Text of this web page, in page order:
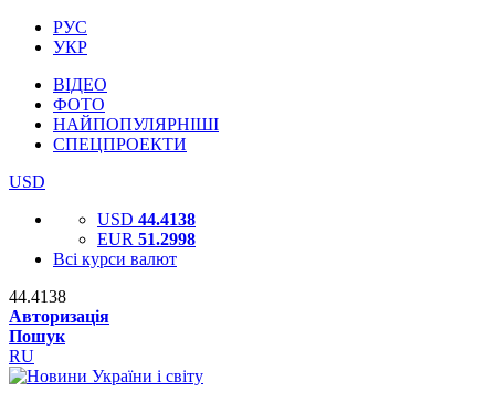
РУС
УКР
ВІДЕО
ФОТО
НАЙПОПУЛЯРНІШІ
СПЕЦПРОЕКТИ
USD
USD 44.4138
EUR 51.2998
Всі курси валют
44.4138
Авторизація
Пошук
RU